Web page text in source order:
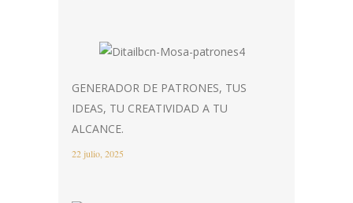
GENERADOR DE PATRONES, TUS
IDEAS, TU CREATIVIDAD A TU
ALCANCE.
22 julio, 2025